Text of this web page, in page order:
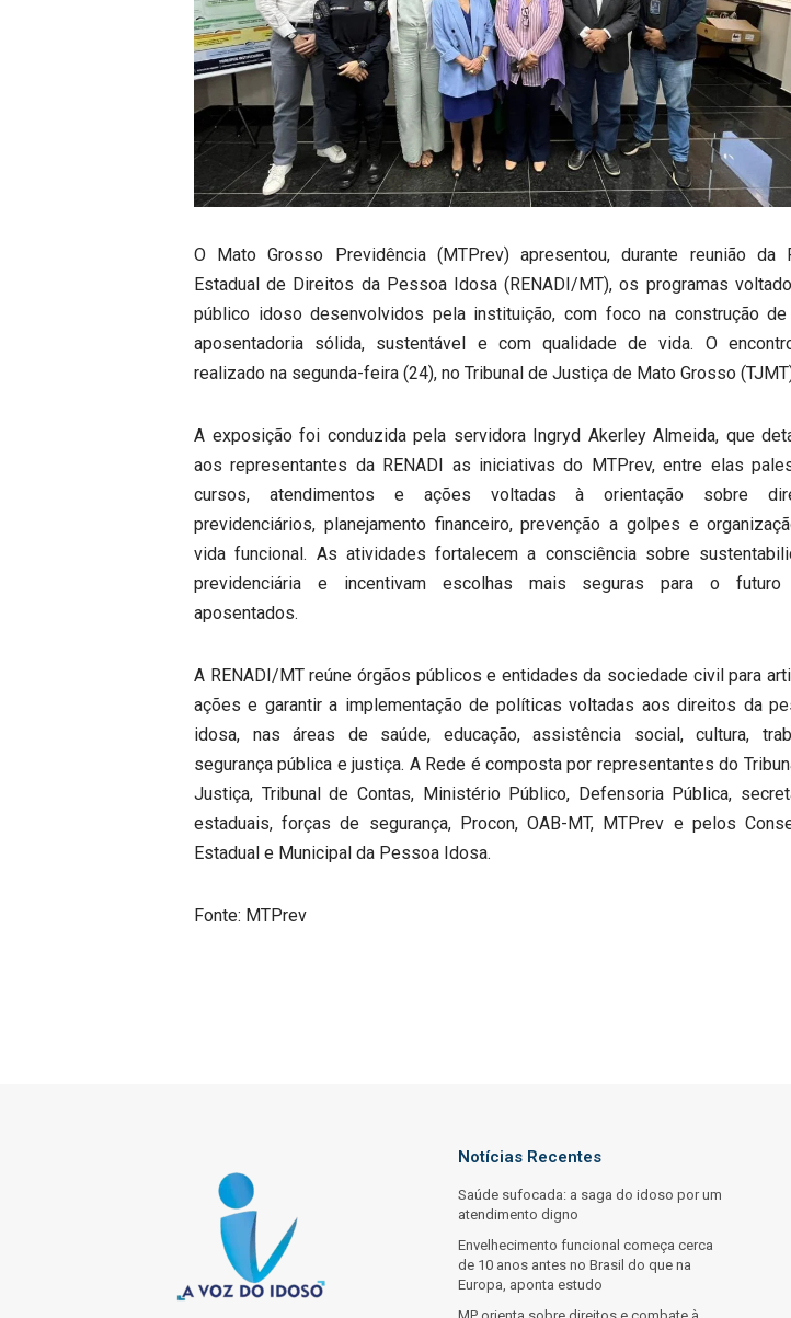
O Mato Grosso Previdência (MTPrev) apresentou, durante reunião da
Estadual de Direitos da Pessoa Idosa (RENADI/MT), os programas
público idoso desenvolvidos pela instituição, com foco na construção de
aposentadoria sólida, sustentável e com qualidade de vida. O
realizado na segunda-feira (24), no Tribunal de Justiça de Mato Grosso
A exposição foi conduzida pela servidora Ingryd Akerley Almeida, que
aos representantes da RENADI as iniciativas do MTPrev, entre elas
cursos, atendimentos e ações voltadas à orientação sobre
previdenciários, planejamento financeiro, prevenção a golpes e
vida funcional. As atividades fortalecem a consciência sobre
previdenciária e incentivam escolhas mais seguras para o futuro
aposentados.
A RENADI/MT reúne órgãos públicos e entidades da sociedade civil para
ações e garantir a implementação de políticas voltadas aos direitos da
idosa, nas áreas de saúde, educação, assistência social, cultura,
segurança pública e justiça. A Rede é composta por representantes do
Justiça, Tribunal de Contas, Ministério Público, Defensoria Pública,
estaduais, forças de segurança, Procon, OAB-MT, MTPrev e pelos
Estadual e Municipal da Pessoa Idosa.
Fonte: MTPrev
Notícias Recentes
Saúde sufocada: a saga do idoso por um
atendimento digno
Envelhecimento funcional começa cerca
de 10 anos antes no Brasil do que na
Europa, aponta estudo